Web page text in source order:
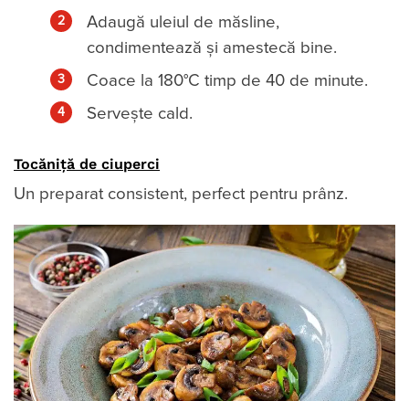
Adaugă uleiul de măsline,
condimentează și amestecă bine.
Coace la 180°C timp de 40 de minute.
Servește cald.
Tocăniță de ciuperci
Un preparat consistent, perfect pentru prânz.